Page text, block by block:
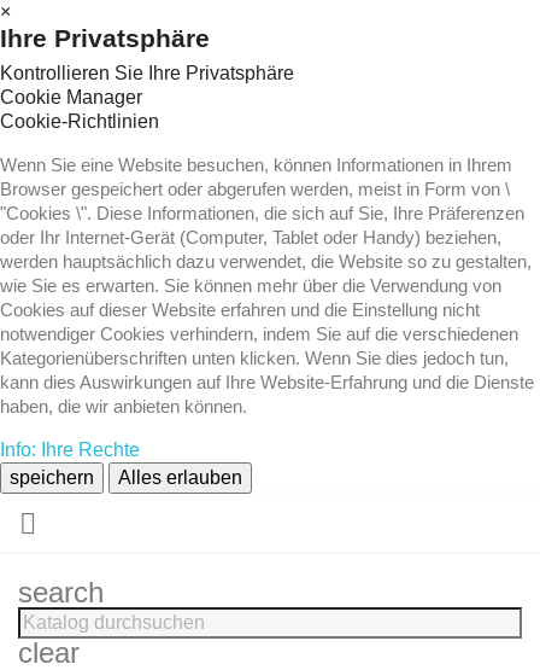
×
Ihre Privatsphäre
Kontrollieren Sie Ihre Privatsphäre
Cookie Manager
Cookie-Richtlinien
Wenn Sie eine Website besuchen, können Informationen in Ihrem
Browser gespeichert oder abgerufen werden, meist in Form von \
"Cookies \". Diese Informationen, die sich auf Sie, Ihre Präferenzen
oder Ihr Internet-Gerät (Computer, Tablet oder Handy) beziehen,
werden hauptsächlich dazu verwendet, die Website so zu gestalten,
wie Sie es erwarten. Sie können mehr über die Verwendung von
Cookies auf dieser Website erfahren und die Einstellung nicht
notwendiger Cookies verhindern, indem Sie auf die verschiedenen
Kategorienüberschriften unten klicken. Wenn Sie dies jedoch tun,
kann dies Auswirkungen auf Ihre Website-Erfahrung und die Dienste
haben, die wir anbieten können.
Info: Ihre Rechte
speichern
Alles erlauben

search
clear